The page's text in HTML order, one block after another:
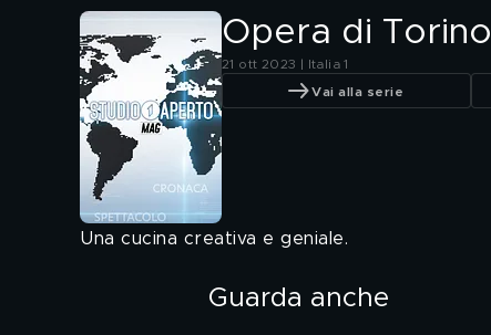
Opera di Torino
21 ott 2023 | Italia 1
Vai alla serie
Una cucina creativa e geniale.
Guarda anche